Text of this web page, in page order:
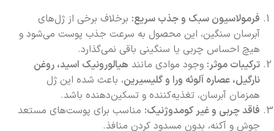
فرمولاسیون سبک و جذب سریع: برخلاف برخی از ژل‌های
آبرسان سنگین، این محصول به سرعت جذب پوست می‌شود و
هیچ احساس چربی یا سنگینی باقی نمی‌گذارد.
ترکیبات موثر: وجود موادی مانند هیالورونیک اسید، روغن
نارگیل، عصاره آلوئه ورا و گلیسیرین، باعث شده این ژل
همزمان آبرسان، تغذیه‌کننده و تسکین‌دهنده باشد.
فاقد چربی و غیر کومدوژنیک: مناسب برای پوست‌های مستعد
جوش و آکنه، بدون مسدود کردن منافذ.